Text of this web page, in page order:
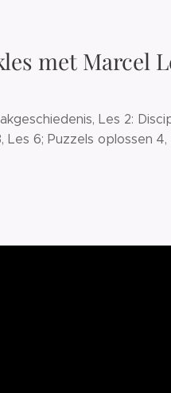
met Marcel
Les 2:
Les 6; Puzzels oplossen